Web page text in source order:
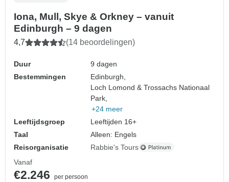
Iona, Mull, Skye & Orkney – vanuit
Edinburgh – 9 dagen
4,7 (14 beoordelingen)
Duur
9 dagen
Bestemmingen
Edinburgh,
Loch Lomond & Trossachs Nationaal
Park,
+24 meer
Leeftijdsgroep
Leeftijden 16+
Taal
Alleen: Engels
Reisorganisatie
Rabbie's Tours
Vanaf
€2.246
per persoon